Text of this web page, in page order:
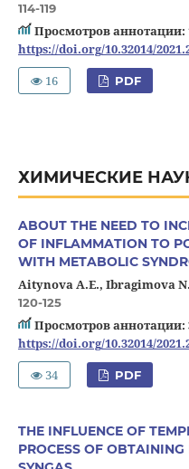
114-119
Просмотров аннотации:
https://doi.org/10.32014/
16
PDF
ХИМИЧЕСКИЕ
ABOUT THE NEED TO
OF INFLAMMATION TO
WITH METABOLIC
Aitynova A.E., Ibragimova
120-125
Просмотров аннотации:
https://doi.org/10.32014/
34
PDF
THE INFLUENCE OF
PROCESS OF